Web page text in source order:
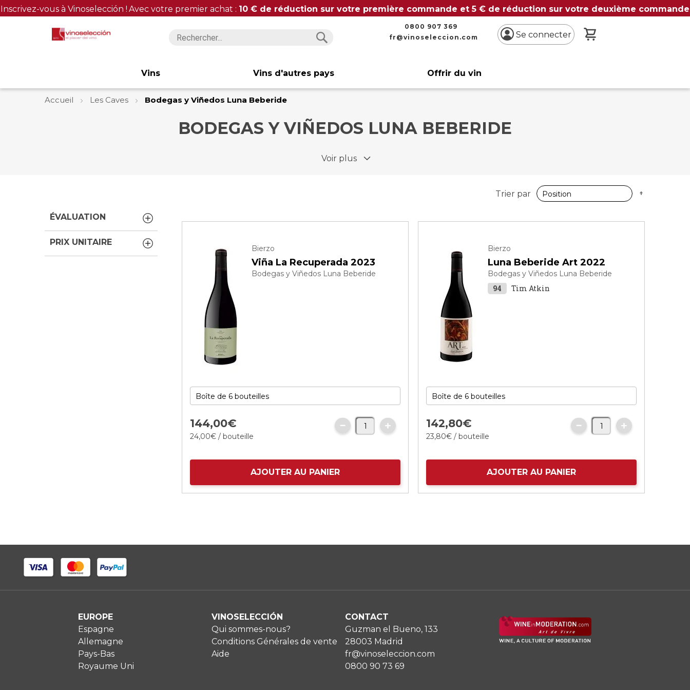
Inscrivez-vous à Vinoselección ! Avec votre premier achat : 10 € de réduction sur votre première commande et 5 € de réduction sur votre deuxième commande
0800 907 369
fr@vinoseleccion.com
Se connecter
Vins Vins d'autres pays Offrir du vin
Accueil Les Caves Bodegas y Viñedos Luna Beberide
BODEGAS Y VIÑEDOS LUNA BEBERIDE
Voir plus
Trier par
Bierzo
Viña La Recuperada 2023
Bodegas y Viñedos Luna Beberide
144,00€
24,00€ / bouteille
AJOUTER AU PANIER
Bierzo
Luna Beberide Art 2022
Bodegas y Viñedos Luna Beberide
94 Tim Atkin
142,80€
23,80€ / bouteille
AJOUTER AU PANIER
ÉVALUATION
PRIX UNITAIRE
EUROPE
Espagne
Allemagne
Pays-Bas
Royaume Uni
VINOSELECCIÓN
Qui sommes-nous?
Conditions Générales de vente
Aide
CONTACT
Guzman el Bueno, 133
28003 Madrid
fr@vinoseleccion.com
0800 90 73 69